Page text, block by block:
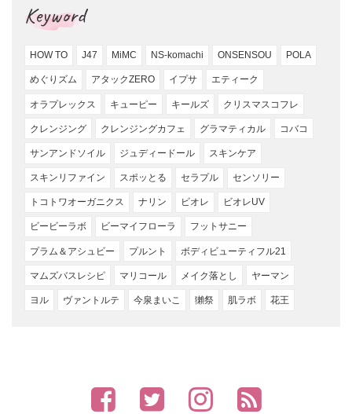
Keyword
HOW TO J47 MiMC NS-komachi ONSENSOU POLA
めぐりズム アタックZERO イプサ エティーク
オラプレックス キューピー キールズ クリスマスコフレ
クレンジング クレンジングカフェ グラマティカル コバコ
サンアンドソイル ジュディードール スキンケア
スキンリファイン スポッとる セラプル センソリー
トコトワオーガニクス ナリン ビオレ ビオレUV
ビービーラボ ビーマイフローラ フットサニー
プラム＆アシュビー プルント ボディビューティフル21
マムズバスレシピ マリコール メイク落とし ヤーマン
ヨル ヴァントルテ 今泉まいこ 獺祭 肌ラボ 花王